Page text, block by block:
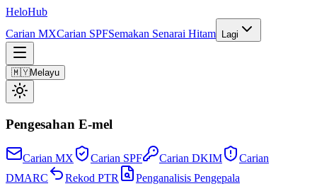
HeloHub
Carian MXCarian SPFSemakan Senarai Hitam Lagi
🇲🇾Melayu
Pengesahan E-mel
Carian MX Carian SPF Carian DKIM
Carian
DMARC
Rekod PTR Penganalisis Pengepala